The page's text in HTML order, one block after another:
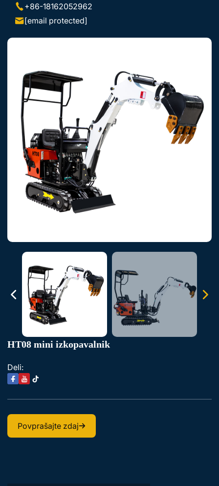
+86-18162052962
[email protected]
HT08 mini izkopavalnik
Deli:
Povprašajte zdaj